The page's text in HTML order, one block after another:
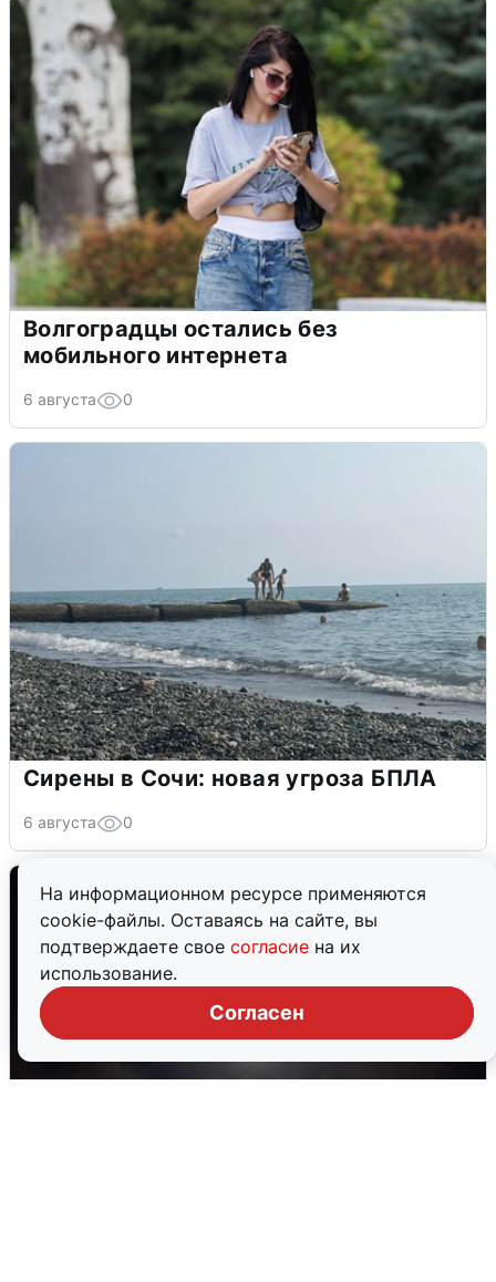
На информационном ресурсе применяются
cookie-файлы. Оставаясь на сайте, вы
подтверждаете свое согласие на их
использование.
Согласен
Волгоградцы остались без
мобильного интернета
6 августа 0
Сирены в Сочи: новая угроза БПЛА
6 августа 0